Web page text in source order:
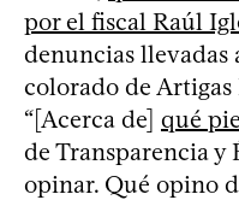
por el fiscal Raúl
denuncias llevadas
colorado de
“[Acerca de] qué
de Transparencia y
opinar. Qué opino